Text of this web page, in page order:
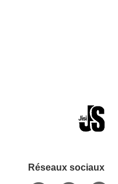
Réseaux sociaux